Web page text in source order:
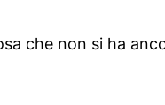
che non si ha